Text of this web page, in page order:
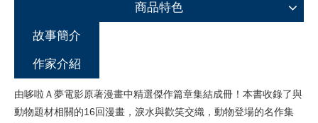
商品特色
故事簡介
作家介紹
由哆啦Ａ夢電影原著漫畫中精選傑作篇章集結成冊！本書收錄了與
動物題材相關的16回漫畫，淚水與歡笑交織，動物登場的名作集